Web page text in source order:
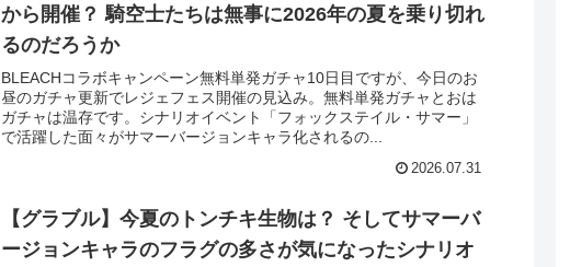
から開催？ 騎空士たちは無事に2026年の夏を乗り切れ
るのだろうか
BLEACHコラボキャンペーン無料単発ガチャ10日目ですが、今日のお
昼のガチャ更新でレジェフェス開催の見込み。無料単発ガチャとおは
ガチャは温存です。シナリオイベント「フォックステイル・サマー」
で活躍した面々がサマーバージョンキャラ化されるの...
2026.07.31
【グラブル】今夏のトンチキ生物は？ そしてサマーバ
ージョンキャラのフラグの多さが気になったシナリオ